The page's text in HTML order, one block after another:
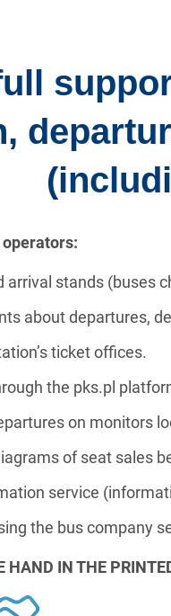
arrival stands (buses
about departures,
ticket offices.
the pks.pl
on monitors
of seat sales
service
the bus company
HAND IN THE